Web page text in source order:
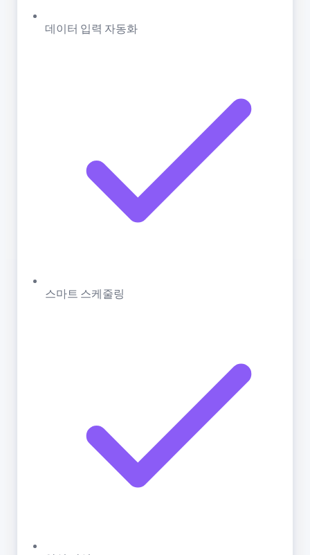
데이터 입력 자동화
스마트 스케줄링